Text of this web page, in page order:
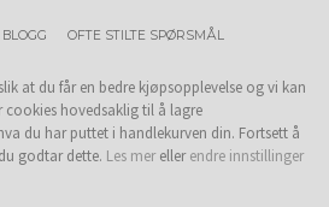
BLOGG OFTE STILTE SPØRSMÅL
at du får en bedre kjøpsopplevelse og vi kan
cookies hovedsaklig til å lagre
du har puttet i handlekurven din. Fortsett å
godtar dette. Les mer ellerendre innstillinger